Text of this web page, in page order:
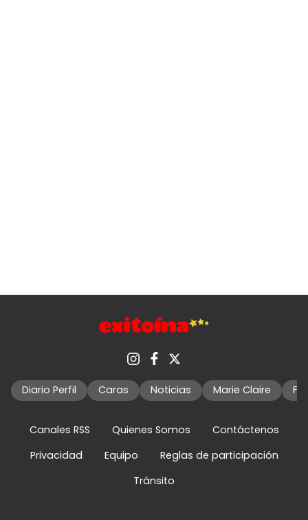
Diario Perfil Caras Noticias Marie Claire
Canales RSS Quienes Somos
Contáctenos
Privacidad
Equipo
Reglas de participación
Tránsito